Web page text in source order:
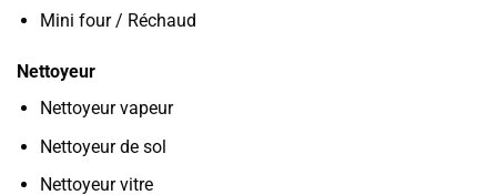
Mini four / Réchaud
Nettoyeur
Nettoyeur vapeur
Nettoyeur de sol
Nettoyeur vitre